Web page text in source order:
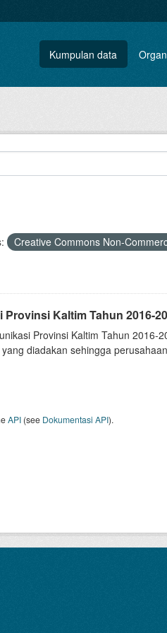
Kumpulan data
Creative Commons Non-
Kaltim Tahun 2016-
Provinsi Kaltim Tahun 2016-
diadakan sehingga
API(see Dokumentasi API).